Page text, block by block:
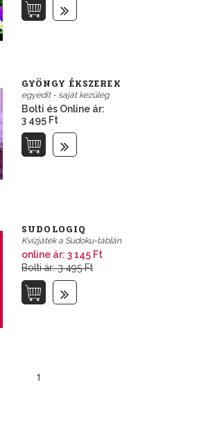
GYÖNGY ÉKSZEREK
egyedit - saját kezűleg
Bolti és Online ár:
3 495 Ft
SUDOLOGIQ
Kvízjáték a Sudoku-táblán
online ár:3 145 Ft
Bolti ár: 3 495 Ft
1